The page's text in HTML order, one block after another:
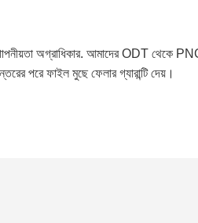
অগ্রাধিকার. আমাদের ODT থেকে
পরে ফাইল মুছে ফেলার গ্যারান্টি দেয়।